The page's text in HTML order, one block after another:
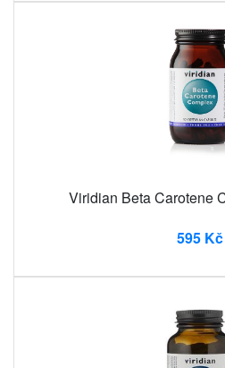
Viridian Beta Carotene
595 Kč